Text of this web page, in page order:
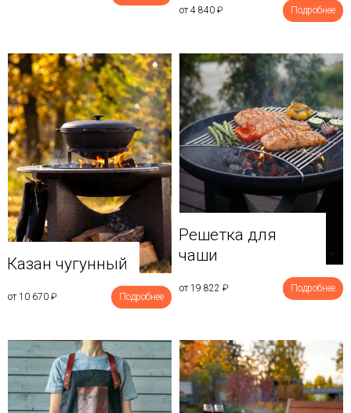
от 4 840 ₽ Подробнее
Казан чугунный
от 10 670 ₽ Подробнее
Решетка для
чаши
от 19 822 ₽ Подробнее